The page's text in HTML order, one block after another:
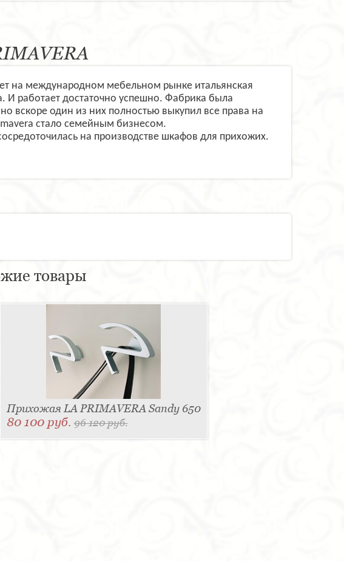
на международном мебельном рынке итальянская
И работает достаточно успешно. Фабрика была
вскоре один из них полностью выкупил все права на
стало семейным бизнесом.
на производстве шкафов для прихожих.
товары
Прихожая LA PRIMAVERA Sandy 650
80 100 руб.96 120 руб.